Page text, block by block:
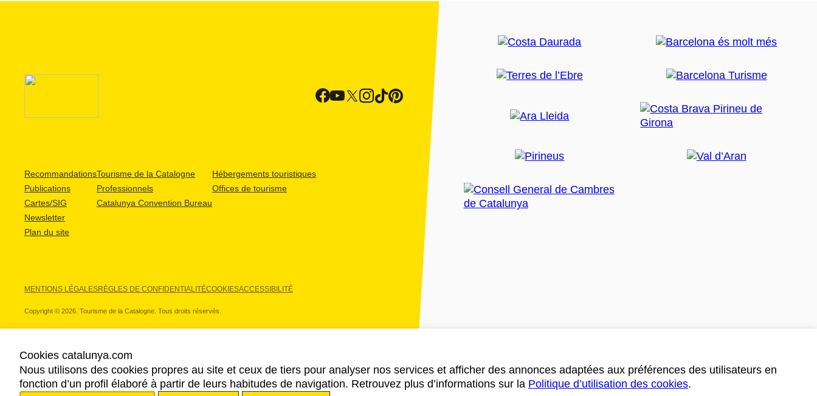
Recommandations
Publications
Cartes/SIG
Newsletter
Plan du site
Tourisme de la Catalogne
Professionnels
Catalunya Convention Bureau
Hébergements touristiques
Offices de tourisme
MENTIONS LÉGALESRÈGLES DE CONFIDENTIALITÉCOOKIESACCESSIBILITÉ
Copyright © 2026. Tourisme de la Catalogne. Tous droits réservés.
NOS PARTENAIRES
Cookies catalunya.com
Nous utilisons des cookies propres au site et ceux de tiers pour analyser nos services et afficher des annonces adaptées aux préférences des utilisateurs en
fonction d’un profil élaboré à partir de leurs habitudes de navigation. Retrouvez plus d’informations sur la Politique d’utilisation des cookies.